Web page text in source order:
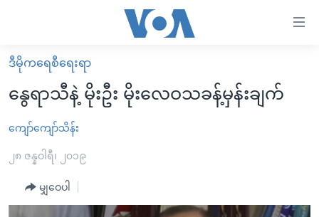
လွယ်ကူ
စေ
Link
များ
အကြောင်းအရာ
မူလစာမျက်နှာ
မြန်မာ
ကမ္ဘာ့သတင်းများ
နိုင်ငံတကာ
တရုတ်
ဗွီဒီယို
ရပ်ဝန်းတခု လမ်းတခု အလွန်
ဒီမိုကရေစီရေးရာ
နွေရာသီနဲ့ မိုးဦး မိုးလေဝသခန့်မှန်းချက်
ကျော်ကျော်သိန်း
၂၈ ဇန္နဝါရီ၊ ၂၀၁၉
မျှဝေပါ